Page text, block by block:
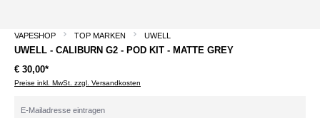
VAPESHOP TOP MARKEN UWELL
UWELL - CALIBURN G2 - POD KIT - MATTE GREY
€ 30,00*
Preise inkl. MwSt. zzgl. Versandkosten